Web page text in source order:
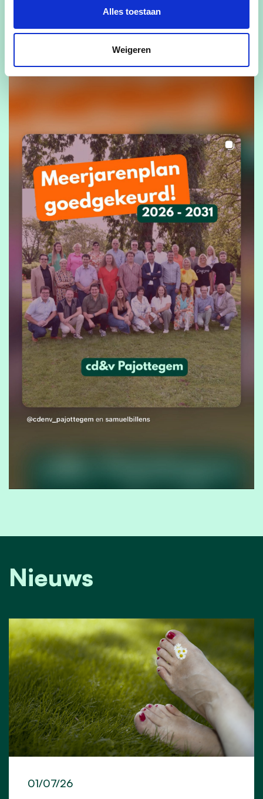
Alles toestaan
Weigeren
Pajottegem verder aan een leefbare, veilige en verbonden
gemeente waar iedereen zich thuis kan voelen.
Nieuws
01/07/26